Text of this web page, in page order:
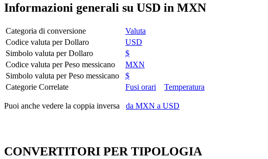
Informazioni generali su USD in MXN
Categoria di conversione
Valuta
Codice valuta per Dollaro
USD
Simbolo valuta per Dollaro
$
Codice valuta per Peso messicano
MXN
Simbolo valuta per Peso messicano
$
Categorie Correlate
Fusi orari Temperatura
Puoi anche vedere la coppia inversa da MXN a USD
CONVERTITORI PER TIPOLOGIA